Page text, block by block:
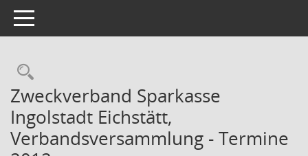
Toggle navigation
Rechercheauswahl
Zweckverband Sparkasse
Ingolstadt Eichstätt,
Verbandsversammlung - Termine